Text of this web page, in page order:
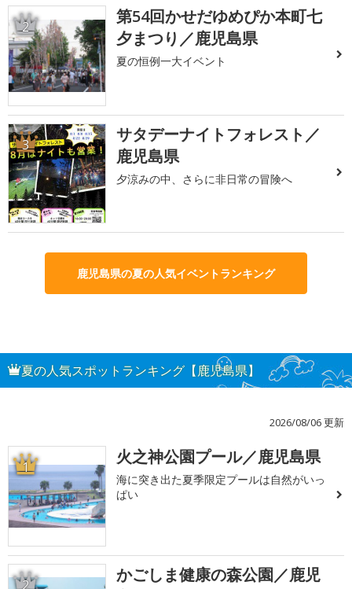
2
第54回かせだゆめぴか本町七
夕まつり／鹿児島県
夏の恒例一大イベント
3
サタデーナイトフォレスト／
鹿児島県
夕涼みの中、さらに非日常の冒険へ
鹿児島県の夏の人気イベントランキング
夏の人気スポットランキング【鹿児島県】
2026/08/06 更新
1 火之神公園プール／鹿児島県
海に突き出た夏季限定プールは自然がいっ
ぱい
2
かごしま健康の森公園／鹿児